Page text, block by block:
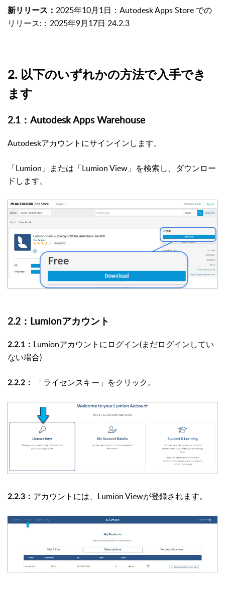
新リリース： 2025年10月1日：Autodesk Apps Store での
リリース:：2025年9月17日 24.2.3
2. 以下のいずれかの方法で入手でき
ます
2.1：Autodesk Apps Warehouse
Autodeskアカウントにサインインします。
「Lumion」または「Lumion View」を検索し、ダウンロー
ドします。
2.2：Lumionアカウント
2.2.1： Lumionアカウントにログイン(まだログインしてい
ない場合)
2.2.2： 「ライセンスキー」をクリック。
2.2.3： アカウントには、Lumion Viewが登録されます。